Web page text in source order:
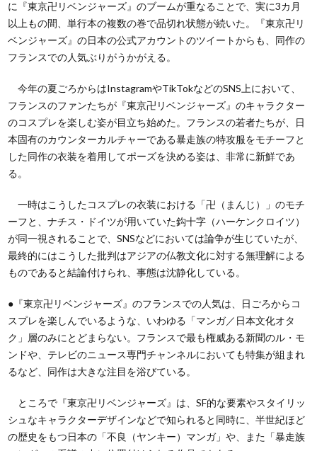
に『東京卍リベンジャーズ』のブームが重なることで、実に3カ月
以上もの間、単行本の複数の巻で品切れ状態が続いた。『東京卍リ
ベンジャーズ』の日本の公式アカウントのツイートからも、同作の
フランスでの人気ぶりがうかがえる。
今年の夏ごろからはInstagramやTikTokなどのSNS上において、
フランスのファンたちが『東京卍リベンジャーズ』のキャラクター
のコスプレを楽しむ姿が目立ち始めた。フランスの若者たちが、日
本固有のカウンターカルチャーである暴走族の特攻服をモチーフと
した同作の衣装を着用してポーズを決める姿は、非常に新鮮であ
る。
一時はこうしたコスプレの衣装における「卍（まんじ）」のモチ
ーフと、ナチス・ドイツが用いていた鈎十字（ハーケンクロイツ）
が同一視されることで、SNSなどにおいては論争が生じていたが、
最終的にはこうした批判はアジアの仏教文化に対する無理解による
ものであると結論付けられ、事態は沈静化している。
●『東京卍リベンジャーズ』のフランスでの人気は、日ごろからコ
スプレを楽しんでいるような、いわゆる「マンガ／日本文化オタ
ク」層のみにとどまらない。フランスで最も権威ある新聞のル・モ
ンドや、テレビのニュース専門チャンネルにおいても特集が組まれ
るなど、同作は大きな注目を浴びている。
ところで『東京卍リベンジャーズ』は、SF的な要素やスタイリッ
シュなキャラクターデザインなどで知られると同時に、半世紀ほど
の歴史をもつ日本の「不良（ヤンキー）マンガ」や、また「暴走族